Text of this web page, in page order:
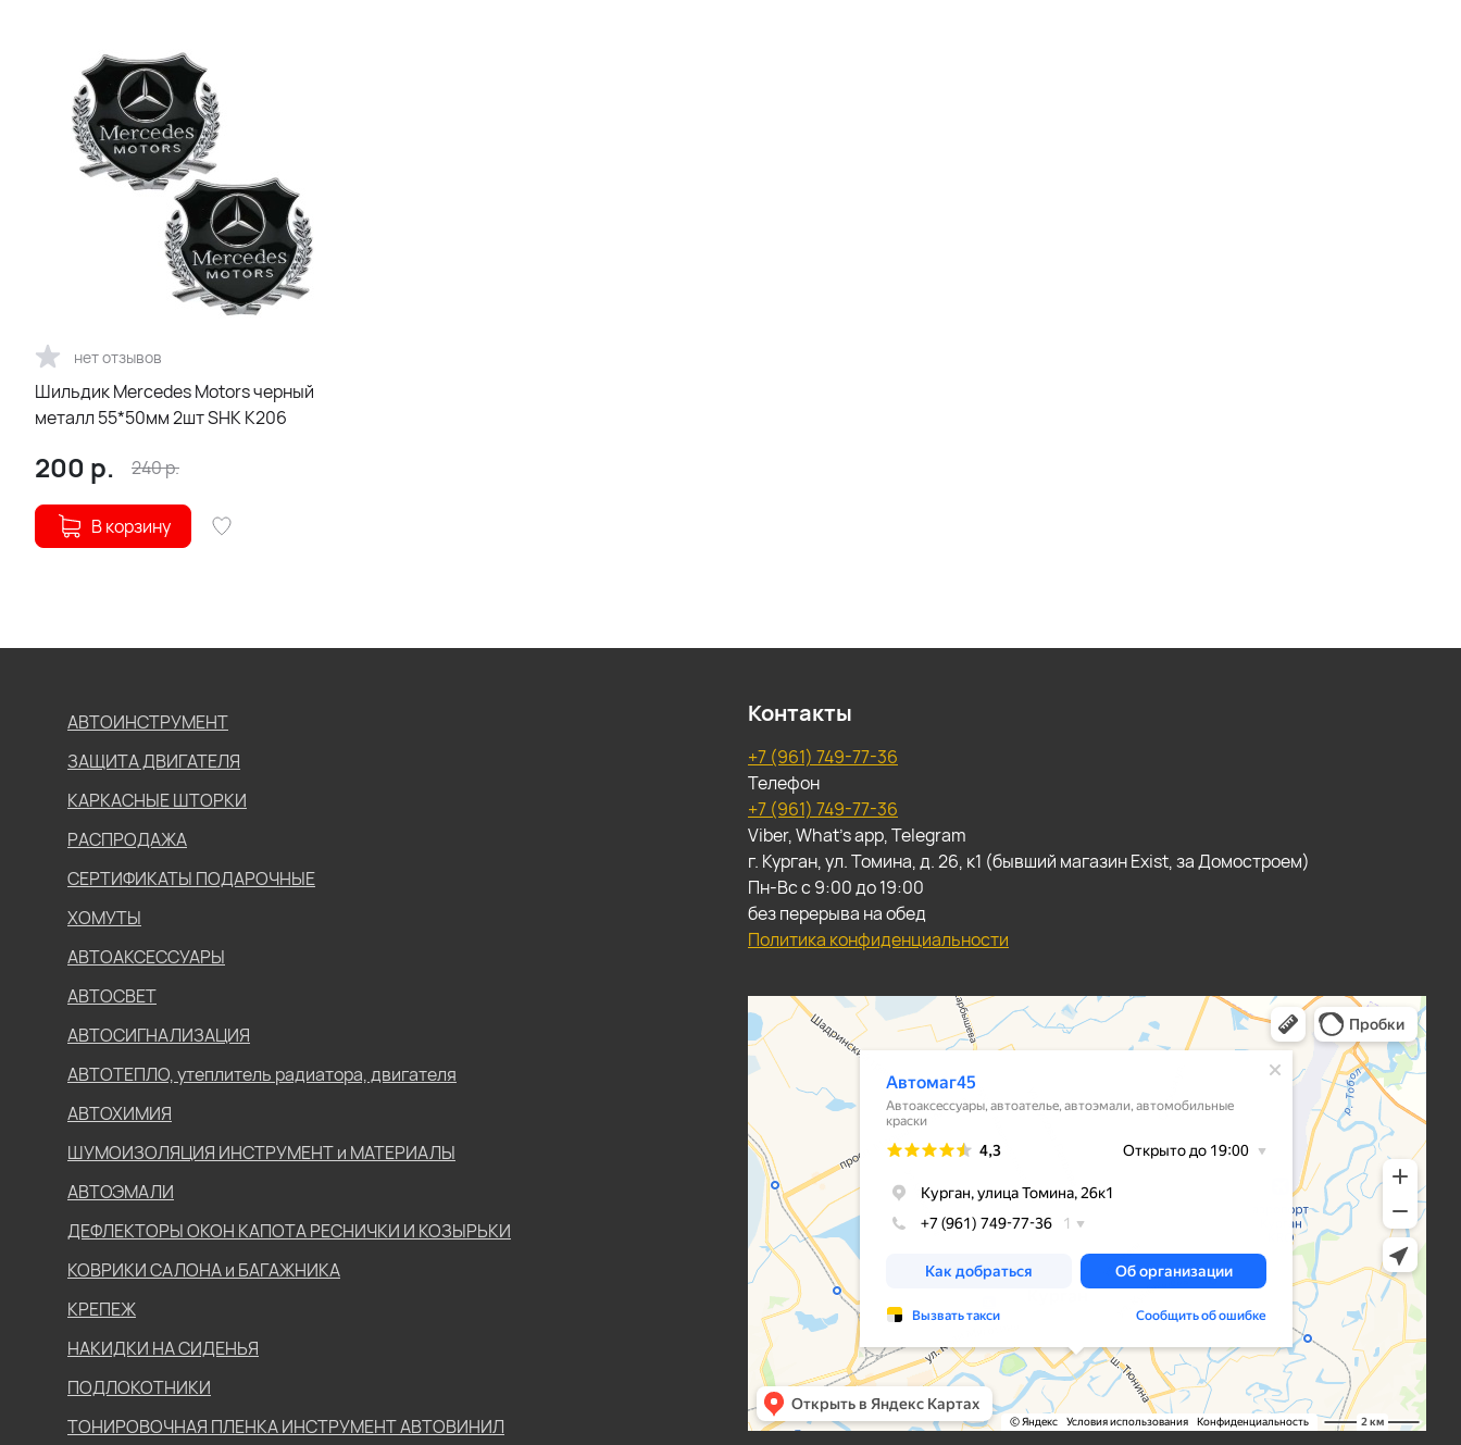
нет отзывов
Шильдик Mercedes Motors черный
металл 55*50мм 2шт SHK K206
200 р. 240р.
В корзину
АВТОИНСТРУМЕНТ
ЗАЩИТА ДВИГАТЕЛЯ
КАРКАСНЫЕ ШТОРКИ
РАСПРОДАЖА
СЕРТИФИКАТЫ ПОДАРОЧНЫЕ
ХОМУТЫ
АВТОАКСЕССУАРЫ
АВТОСВЕТ
АВТОСИГНАЛИЗАЦИЯ
АВТОТЕПЛО, утеплитель радиатора, двигателя
АВТОХИМИЯ
ШУМОИЗОЛЯЦИЯ ИНСТРУМЕНТ и МАТЕРИАЛЫ
АВТОЭМАЛИ
ДЕФЛЕКТОРЫ ОКОН КАПОТА РЕСНИЧКИ И КОЗЫРЬКИ
КОВРИКИ САЛОНА и БАГАЖНИКА
КРЕПЕЖ
НАКИДКИ НА СИДЕНЬЯ
ПОДЛОКОТНИКИ
ТОНИРОВОЧНАЯ ПЛЕНКА ИНСТРУМЕНТ АВТОВИНИЛ
Контакты
+7 (961) 749-77-36
Телефон
+7 (961) 749-77-36
Viber, What's app, Telegram
г. Курган, ул. Томина, д. 26, к1 (бывший магазин Exist, за Домостроем)
Пн-Вс с 9:00 до 19:00
без перерыва на обед
Политика конфиденциальности